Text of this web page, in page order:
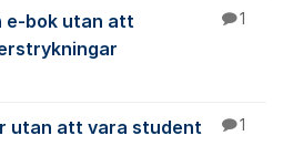
e-bok utan att
1
utan att vara student
1